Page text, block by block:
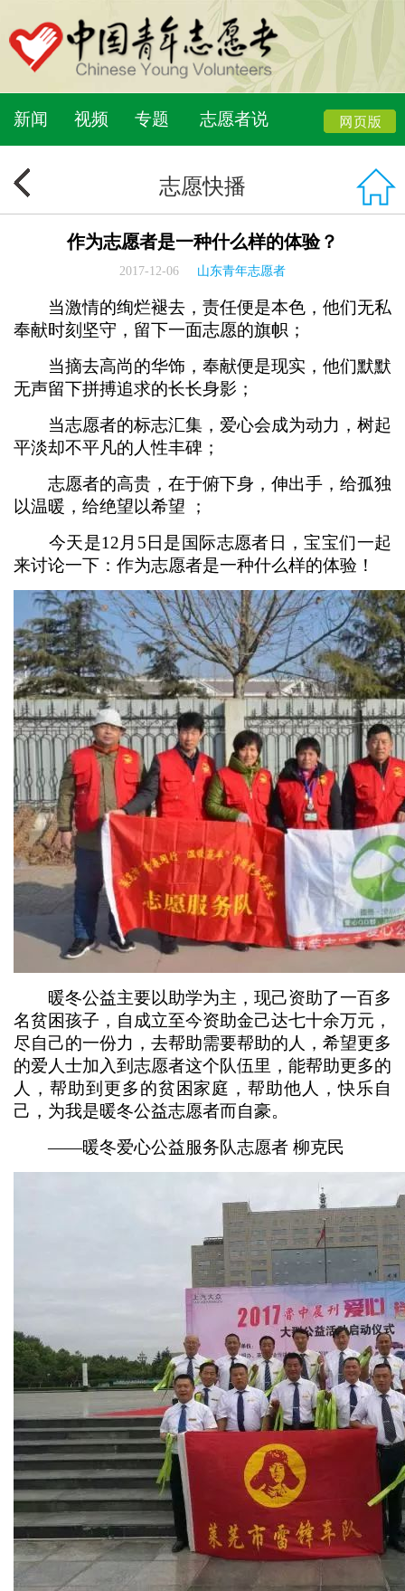
新闻 视频 专题 志愿者说
志愿快播
作为志愿者是一种什么样的体验？
2017-12-06 山东青年志愿者
当激情的绚烂褪去，责任便是本色，他们无私
奉献时刻坚守，留下一面志愿的旗帜；
当摘去高尚的华饰，奉献便是现实，他们默默
无声留下拼搏追求的长长身影；
当志愿者的标志汇集，爱心会成为动力，树起
平淡却不平凡的人性丰碑；
志愿者的高贵，在于俯下身，伸出手，给孤独
以温暖，给绝望以希望 ；
今天是12月5日是国际志愿者日，宝宝们一起
来讨论一下：作为志愿者是一种什么样的体验！
暖冬公益主要以助学为主，现己资助了一百多
名贫困孩子，自成立至今资助金己达七十余万元，
尽自己的一份力，去帮助需要帮助的人，希望更多
的爱人士加入到志愿者这个队伍里，能帮助更多的
人，帮助到更多的贫困家庭，帮助他人，快乐自
己，为我是暖冬公益志愿者而自豪。
——暖冬爱心公益服务队志愿者 柳克民